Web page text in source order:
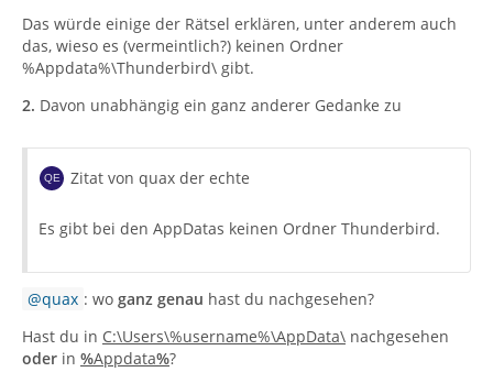
Das würde einige der Rätsel erklären, unter anderem auch
das, wieso es (vermeintlich?) keinen Ordner
%Appdata%\Thunderbird\ gibt.
2. Davon unabhängig ein ganz anderer Gedanke zu
Zitat von quax der echte
Es gibt bei den AppDatas keinen Ordner Thunderbird.
quax : wo ganz genau hast du nachgesehen?
Hast du in C:\Users\%username%\AppData\ nachgesehen
oder in %Appdata%?